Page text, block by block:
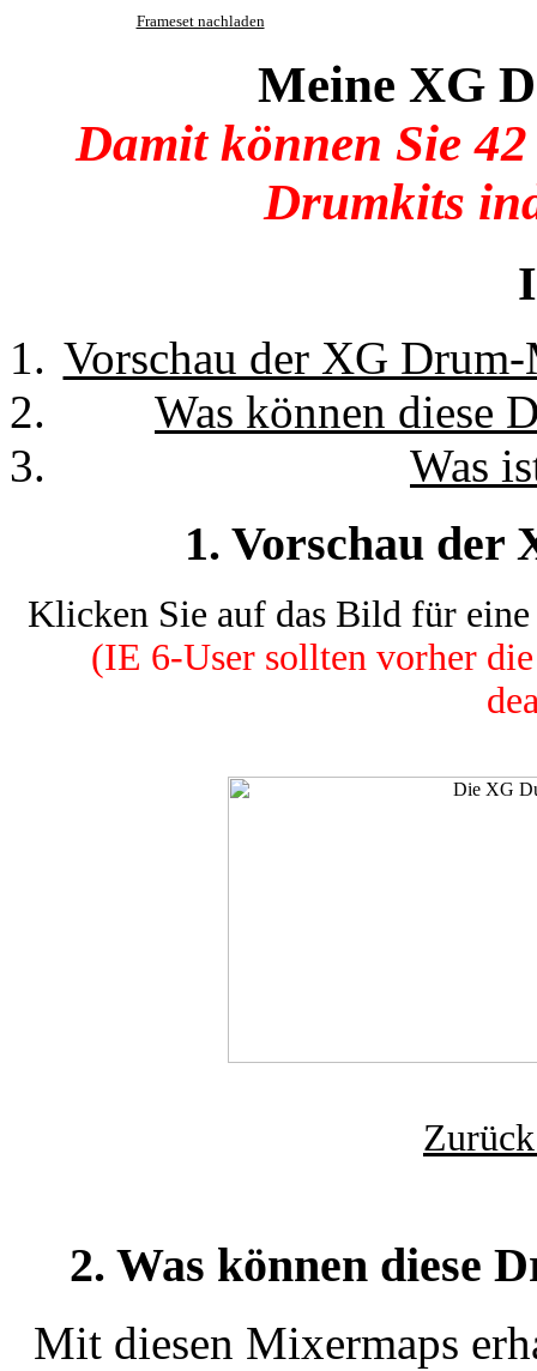
Frameset nachladen
Meine XG
Damit können Sie
Drumkits
Vorschau der XG
Was können diese
Was
1. Vorschau
Klicken Sie auf das Bild für
(IE 6-User sollten vorher
2. Was können diese
Mit diesen Mixermaps